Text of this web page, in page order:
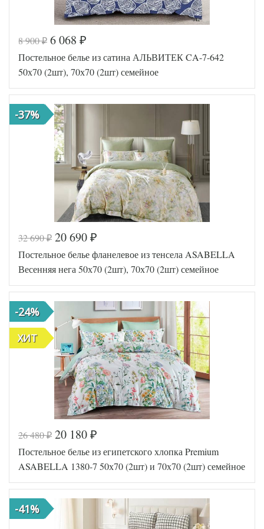
Код товара
578-264
Артикул
TT1210
46
Ткань
Твил
Размер
пододеяльника
150х200
(2шт)
Размер
простыни
Производитель
Tango
(Китай)
Код товара
560-589
Артикул
AL200092
5631196
Ткань
Сатин
Размер
пододеяльника
150х210
(2шт)
Размер
простыни
230х250
Размер
наволочек
50х70
(2шт),
70х70
(2шт)
Производитель АльВиТек
(Россия)
8 900₽ 6 068 ₽
Постельное белье из сатина АЛЬВИТЕК CA-7-642
50х70 (2шт), 70х70 (2шт) семейное
-37%
Код товара
577-168
Артикул
2220-7/a
Ткань
Фланель-
Тенсел
Размер
пододеяльника
160х220
(2шт)
Размер
простыни
32 690₽ 20 690 ₽
Постельное белье фланелевое из тенсела ASABELLA
Весенняя нега 50х70 (2шт), 70х70 (2шт) семейное
-24%
ХИТ
26 480₽ 20 180 ₽
Постельное белье из египетского хлопка Premium
ASABELLA 1380-7 50х70 (2шт) и 70х70 (2шт) семейное
-41%